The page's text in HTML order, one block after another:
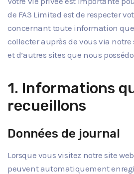
de FA3 Limited est de respecter
concernant toute information
collecter auprès de vous via
et d’autres sites que nous
1. Informations
recueillons
Données de journal
Lorsque vous visitez notre site
peuvent automatiquement